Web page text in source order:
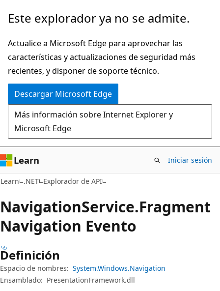
Ir
contenido
principal
Ir
la
navegación
en
la
página
Este explorador ya no se admite.
Actualice a Microsoft Edge para aprovechar las
características y actualizaciones de seguridad más
recientes, y disponer de soporte técnico.
Descargar Microsoft Edge
Más información sobre Internet Explorer y
Microsoft Edge
Learn Iniciar sesión
Learn .NET Explorador de API
NavigationService.Fragment
Navigation Evento
Definición
Espacio de nombres: System.Windows.Navigation
Ensamblado: PresentationFramework.dll